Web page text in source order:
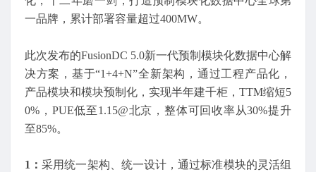
一品牌，累计部署容量超过400MW。
此次发布的FusionDC 5.0新一代预制模块化数据中心解
决方案，基于“1+4+N”全新架构，通过工程产品化，
产品模块和模块预制化，实现半年建千柜，TTM缩短5
0%，PUE低至1.15@北京，整体可回收率从30%提升
至85%。
1：采用统一架构、统一设计，通过标准模块的灵活组